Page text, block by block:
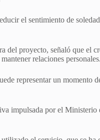
el sentimiento de
del proyecto, señaló que el
relaciones personales.
representar un momento
impulsada por el Ministerio